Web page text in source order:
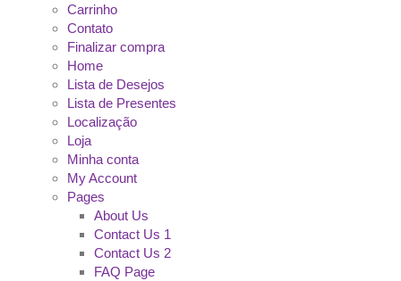
Carrinho
Contato
Finalizar compra
Home
Lista de Desejos
Lista de Presentes
Localização
Loja
Minha conta
My Account
Pages
About Us
Contact Us 1
Contact Us 2
FAQ Page